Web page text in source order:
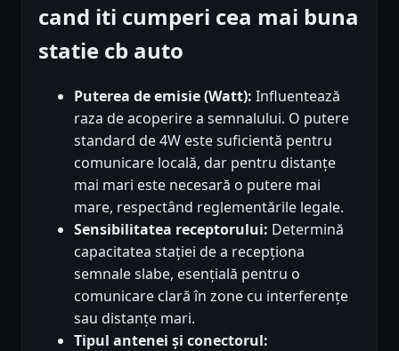
cand iti cumperi cea mai buna
statie cb auto
Puterea de emisie (Watt): Influentează
raza de acoperire a semnalului. O putere
standard de 4W este suficientă pentru
comunicare locală, dar pentru distanțe
mai mari este necesară o putere mai
mare, respectând reglementările legale.
Sensibilitatea receptorului: Determină
capacitatea stației de a recepționa
semnale slabe, esențială pentru o
comunicare clară în zone cu interferențe
sau distanțe mari.
Tipul antenei și conectorul: